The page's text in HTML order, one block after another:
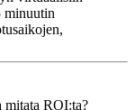
minuutin
mitata ROI:ta?